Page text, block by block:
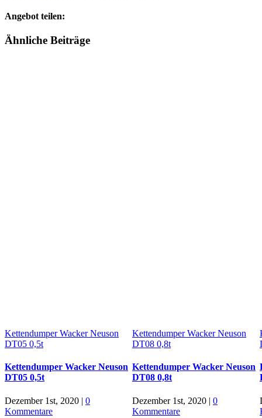
Angebot teilen:
Facebook
X
WhatsApp
Pinterest
E-
Ähnliche Beiträge
Kettendumper Wacker Neuson
DT05 0,5t
Kettendumper Wacker Neuson
DT05 0,5t
Dezember 1st, 2020 | 0
Kommentare
Kettendumper Wacker Neuson
DT08 0,8t
Kettendumper Wacker Neuson
DT08 0,8t
Dezember 1st, 2020 | 0
Kommentare